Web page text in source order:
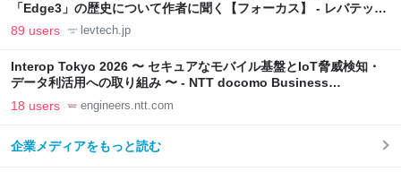
「Edge3」の歴史について作者に聞く【フォーカス】 - レバテック
LAB
89 users levtech.jp
Interop Tokyo 2026 〜 セキュアなモバイル基盤とIoT脅威検知・
データ利活用への取り組み 〜 - NTT docomo Business
Engineers' Blog
18 users engineers.ntt.com
企業メディアをもっと読む